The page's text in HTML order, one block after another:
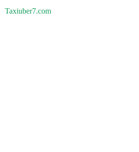
Taxiuber7.com